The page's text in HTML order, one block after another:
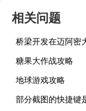
相关问题
糖果大作战攻略
地球游戏攻略